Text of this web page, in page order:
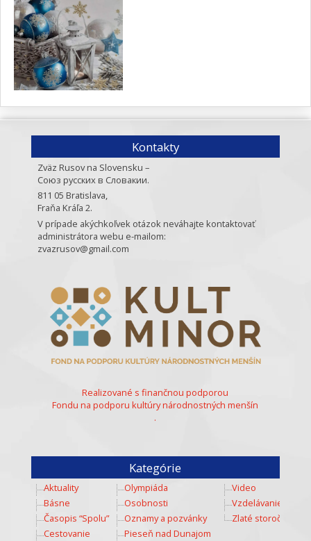
Kontakty
Zväz Rusov na Slovensku –
Союз русских в Словакии.
811 05 Bratislava,
Fraňa Kráľa 2.
V prípade akýchkoľvek otázok neváhajte kontaktovať
administrátora webu e-mailom:
zvazrusov@gmail.com
Realizované s finančnou podporou
Fondu na podporu kultúry národnostných menšín
.
Kategórie
Aktuality
Básne
Časopis “Spolu”
Cestovanie
Olympiáda
Osobnosti
Oznamy a pozvánky
Pieseň nad Dunajom
Video
Vzdelávanie
Zlaté storočie